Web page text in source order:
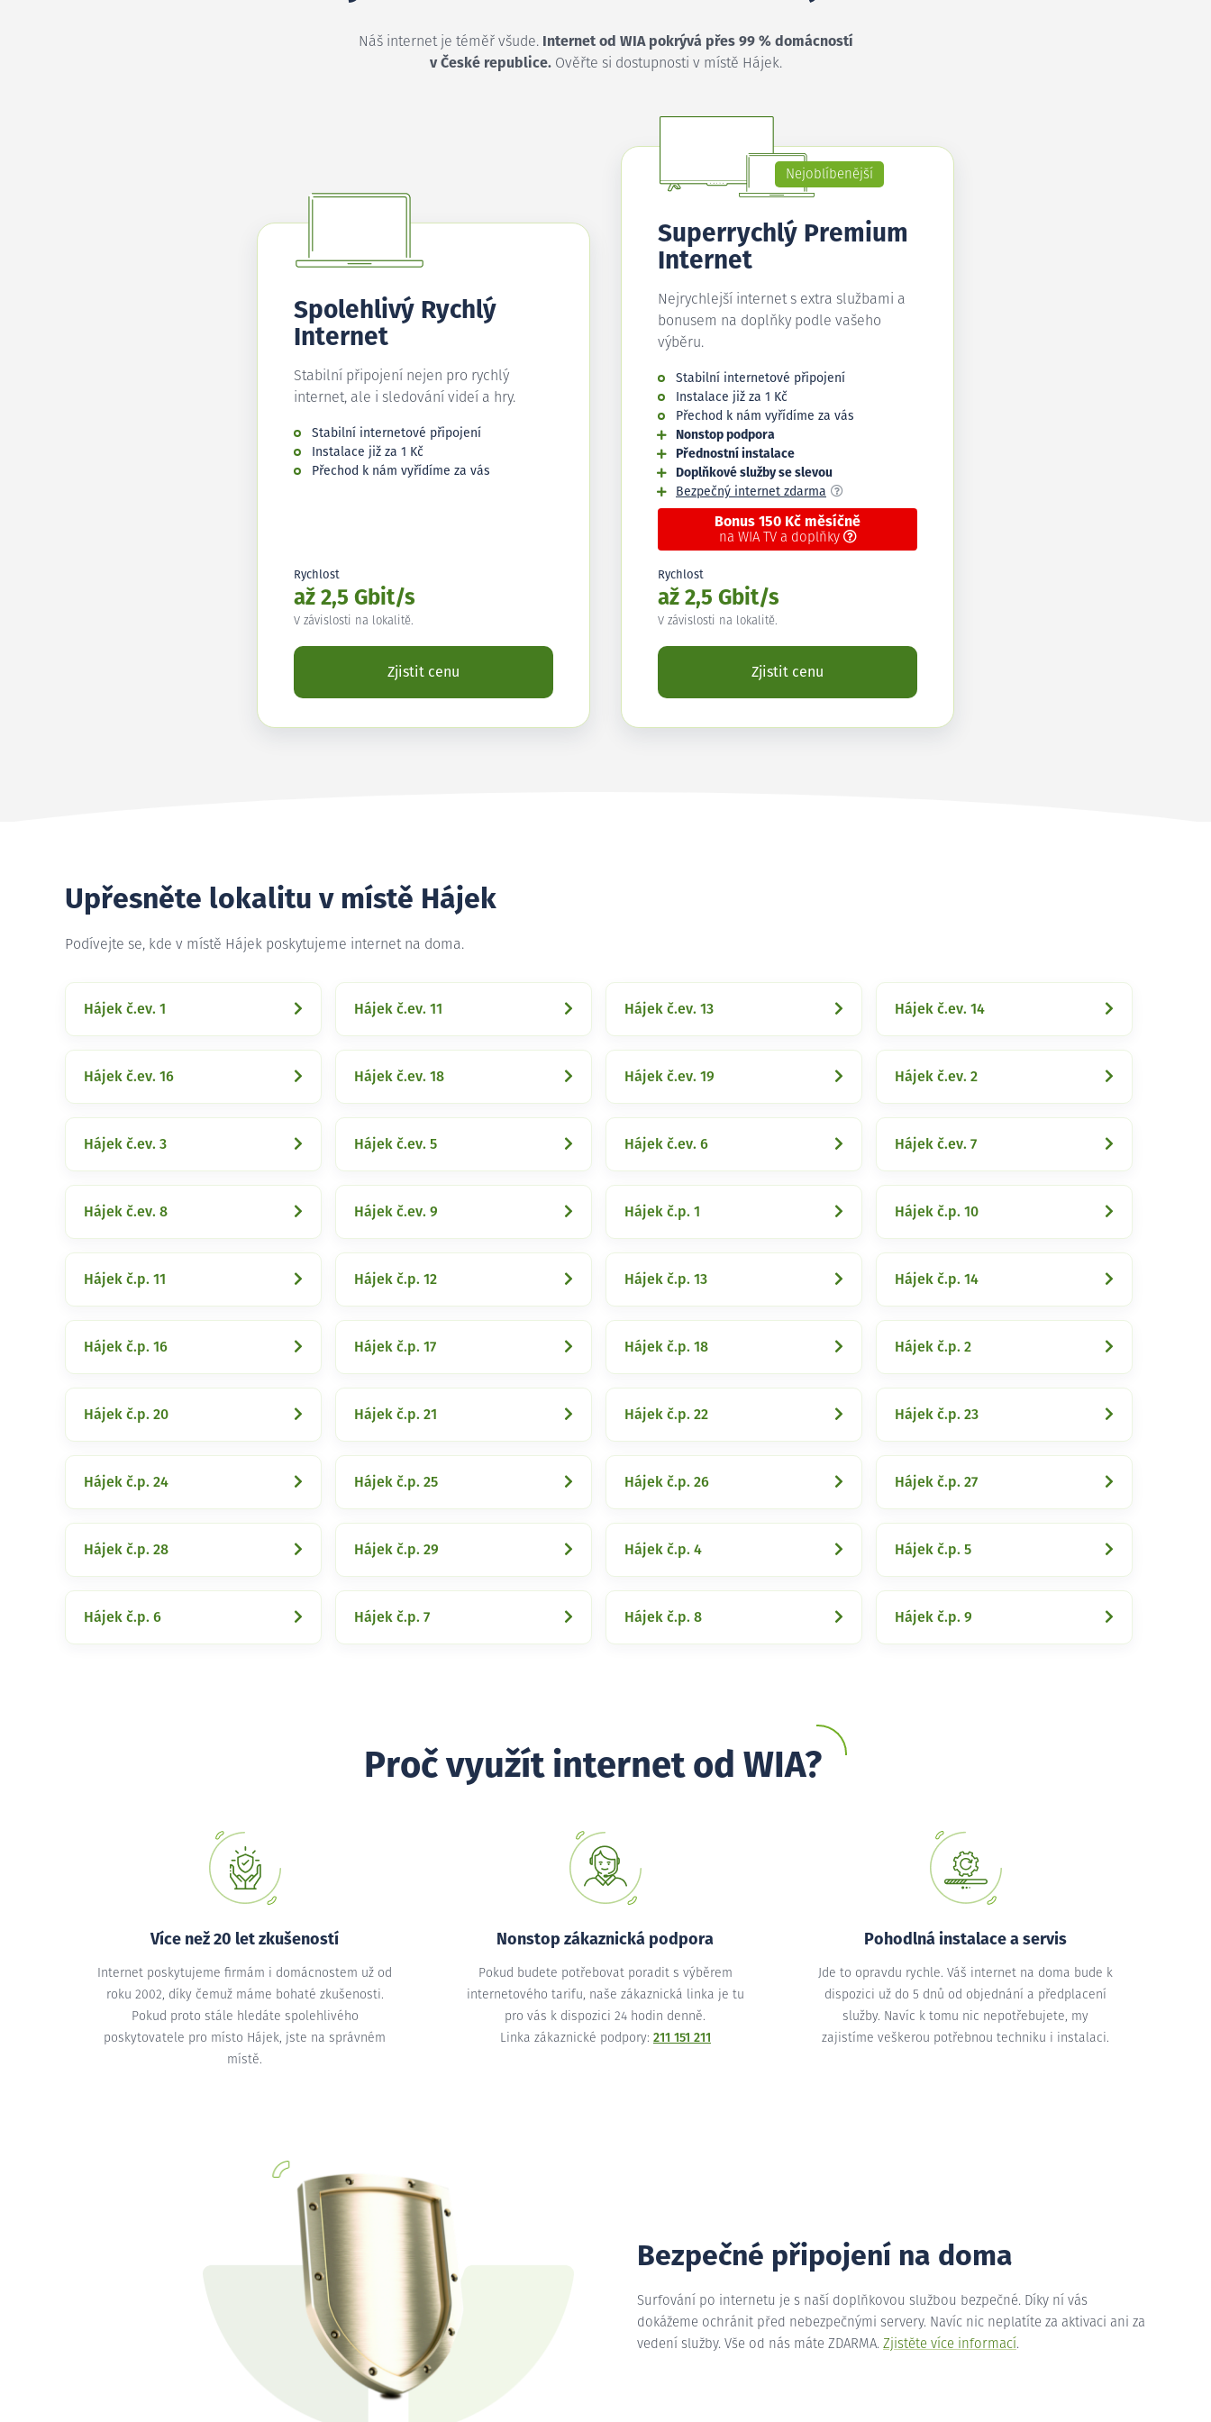
Náš internet je téměř všude.
Internet od WIA pokrývá přes 99 % domácností
v České republice.Ověřte si dostupnosti v místě Hájek.
Spolehlivý Rychlý
Internet
Stabilní připojení nejen pro rychlý
internet, ale i sledování videí a hry.
Stabilní internetové připojení
Instalace již za 1 Kč
Přechod k nám vyřídíme za vás
Rychlost
až 2,5 Gbit/s
V závislosti na lokalitě.
Zjistit cenu
Nejoblíbenější
Superrychlý Premium
Internet
Nejrychlejší internet s extra službami a
bonusem na doplňky podle vašeho
výběru.
Stabilní internetové připojení
Instalace již za 1 Kč
Přechod k nám vyřídíme za vás
Nonstop podpora
Přednostní instalace
Doplňkové služby se slevou
Bezpečný internet zdarma
Bonus 150 Kč měsíčně
na WIA TV a doplňky
Rychlost
až 2,5 Gbit/s
V závislosti na lokalitě.
Zjistit cenu
Upřesněte lokalitu v místě Hájek
Podívejte se, kde v místě Hájek poskytujeme internet na doma.
Hájek č.ev. 1 Hájek č.ev. 11 Hájek č.ev. 13 Hájek č.ev. 14
Hájek č.ev. 16 Hájek č.ev. 18 Hájek č.ev. 19 Hájek č.ev. 2
Hájek č.ev. 3 Hájek č.ev. 5 Hájek č.ev. 6 Hájek č.ev. 7
Hájek č.ev. 8 Hájek č.ev. 9 Hájek č.p. 1 Hájek č.p. 10
Hájek č.p. 11 Hájek č.p. 12 Hájek č.p. 13 Hájek č.p. 14
Hájek č.p. 16 Hájek č.p. 17 Hájek č.p. 18 Hájek č.p. 2
Hájek č.p. 20 Hájek č.p. 21 Hájek č.p. 22 Hájek č.p. 23
Hájek č.p. 24 Hájek č.p. 25 Hájek č.p. 26 Hájek č.p. 27
Hájek č.p. 28 Hájek č.p. 29 Hájek č.p. 4 Hájek č.p. 5
Hájek č.p. 6 Hájek č.p. 7 Hájek č.p. 8 Hájek č.p. 9
Proč využít internet od WIA?
Více než 20 let zkušeností
Internet poskytujeme firmám i domácnostem už od
roku 2002, díky čemuž máme bohaté zkušenosti.
Pokud proto stále hledáte spolehlivého
poskytovatele pro místo Hájek, jste na správném
místě.
Nonstop zákaznická podpora
Pokud budete potřebovat poradit s výběrem
internetového tarifu, naše zákaznická linka je tu
pro vás k dispozici 24 hodin denně.
Linka zákaznické podpory: 211 151 211
Pohodlná instalace a servis
Jde to opravdu rychle. Váš internet na doma bude k
dispozici už do 5 dnů od objednání a předplacení
služby. Navíc k tomu nic nepotřebujete, my
zajistíme veškerou potřebnou techniku i instalaci.
Bezpečné připojení na doma
Surfování po internetu je s naší doplňkovou službou bezpečné. Díky ní vás
dokážeme ochránit před nebezpečnými servery. Navíc nic neplatíte za aktivaci ani za
vedení služby. Vše od nás máte ZDARMA. Zjistěte více informací.